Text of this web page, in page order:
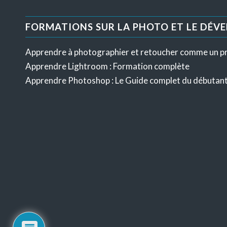
FORMATIONS SUR LA PHOTO ET LE
Apprendre à photographier et retoucher comme un
Apprendre Lightroom : Formation complète
Apprendre Photoshop : Le Guide complet du débutant